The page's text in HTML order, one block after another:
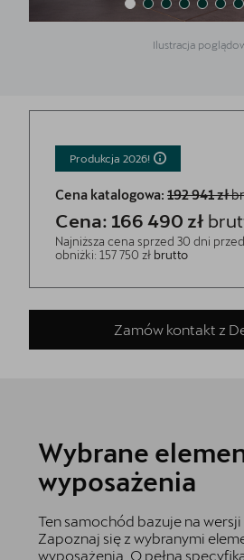
Ilustracja
Produkcja 2026!
Cena katalogowa: 192 941 zł
Cena: 166 490 zł
Najniższa cena sprzed 30 dni
obniżki: 157 750 zł brutto
Zamów kontakt z
Wybrane
wyposażenia
Ten samochód bazuje na wersji
Zapoznaj się z wybranymi
wyposażenia. O pełną